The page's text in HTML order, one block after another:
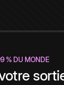
% DU MONDE